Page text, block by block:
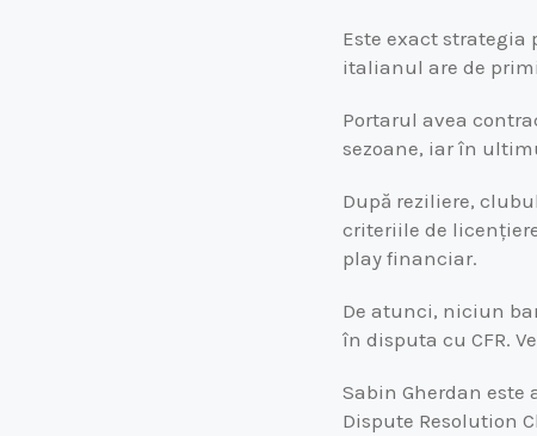
Este exact strategia
italianul are de
Portarul avea
sezoane, iar în
După reziliere,
criteriile de
play financiar.
De atunci, niciun
în disputa cu CFR.
Sabin Gherdan
Dispute Resolution